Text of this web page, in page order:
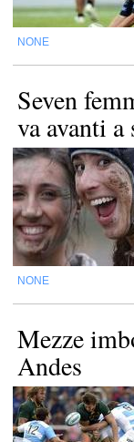
NONE
Seven
va avanti a
NONE
Mezze
Andes